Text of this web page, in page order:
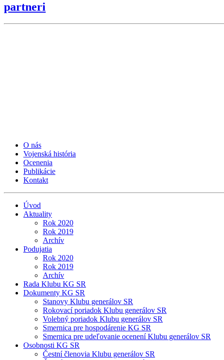
partneri
O nás
Vojenská história
Ocenenia
Publikácie
Kontakt
Úvod
Aktuality
Rok 2020
Rok 2019
Archív
Podujatia
Rok 2020
Rok 2019
Archív
Rada Klubu KG SR
Dokumenty KG SR
Stanovy Klubu generálov SR
Rokovací poriadok Klubu generálov SR
Volebný poriadok Klubu generálov SR
Smernica pre hospodárenie KG SR
Smernica pre udeľovanie ocenení Klubu generálov SR
Osobnosti KG SR
Čestní členovia Klubu generálov SR